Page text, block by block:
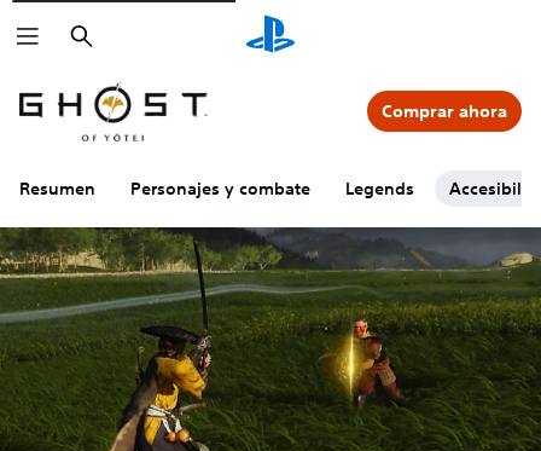
Buscar
Resumen Personajes y combate Legends
Comprar ahora